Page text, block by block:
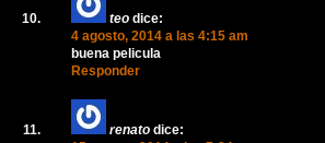
teo dice:
4 agosto, 2014 a las 4:15 am
buena pelicula
Responder
renato dice: